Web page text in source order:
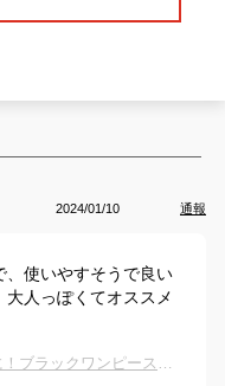
2024/01/10 通報
、使いやすそうで良い
人っぽくてオススメ
黒フォーマルスーツ｜小学生入学式に！ブラックワンピースなどの女の子用服装のおすすめは？